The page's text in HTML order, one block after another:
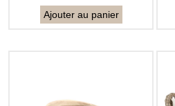
Ajouter au panier